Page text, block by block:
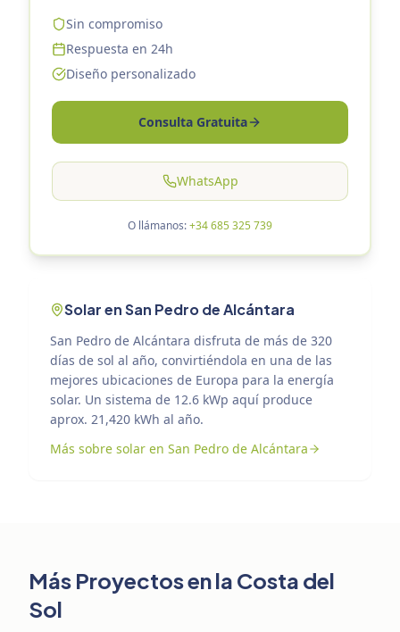
Sin compromiso
Respuesta en 24h
Diseño personalizado
Consulta Gratuita
WhatsApp
O llámanos:+34 685 325 739
Solar en San Pedro de Alcántara
San Pedro de Alcántara disfruta de más de 320
días de sol al año, convirtiéndola en una de las
mejores ubicaciones de Europa para la energía
solar. Un sistema de 12.6 kWp aquí produce
aprox. 21,420 kWh al año.
Más sobre solar en San Pedro de Alcántara
Más Proyectos en la Costa del
Sol